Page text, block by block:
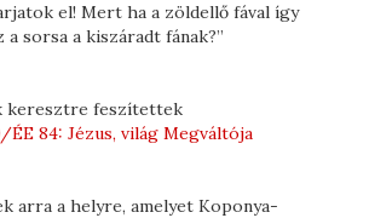
el! Mert ha a zöldellő fával így
sorsa a kiszáradt fának?”
keresztre feszítettek
ÉE 84: Jézus, világ Megváltója
arra a helyre, amelyet Koponya-